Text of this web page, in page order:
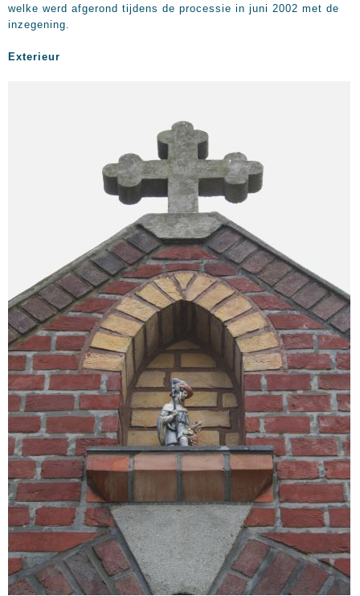
welke werd afgerond tijdens de processie in juni 2002 met de
inzegening.
Exterieur